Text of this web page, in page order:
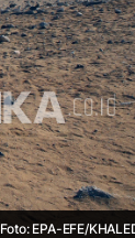
Foto: EPA-EFE/